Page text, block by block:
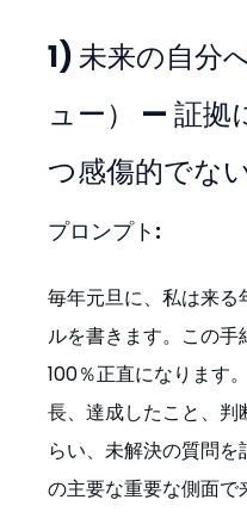
1) 未来の自分
ュー） — 証拠
つ感傷的でな
プロンプト:
毎年元旦に、私は来
ルを書きます。この
100％正直になります
長、達成したこと、
らい、未解決の質問
の主要な重要な側面で